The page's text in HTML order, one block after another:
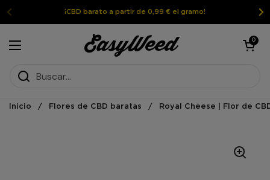
Ir al contenido ¡CBD barato a partir de 0,99 € el gramo!
Abrir el menú
Abrir la
0
Inicio / Flores de CBD baratas / Royal Cheese | Flor de